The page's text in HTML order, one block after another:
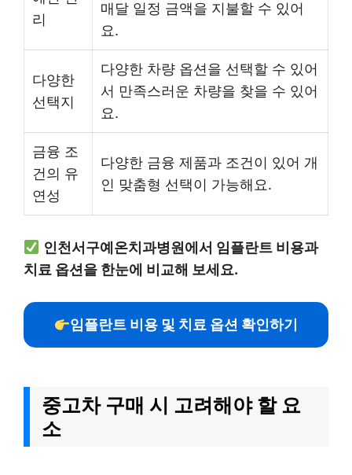
리
매달 일정 금액을 지불할 수 있어
요.
다양한
선택지
다양한 차량 옵션을 선택할 수 있어
서 만족스러운 차량을 찾을 수 있어
요.
금융 조
건의 유
연성
다양한 금융 제품과 조건이 있어 개
인 맞춤형 선택이 가능해요.
인천서구예온치과병원에서 임플란트 비용과
치료 옵션을 한눈에 비교해 보세요.
임플란트 비용 및 치료 옵션 확인하기
중고차 구매 시 고려해야 할 요
소